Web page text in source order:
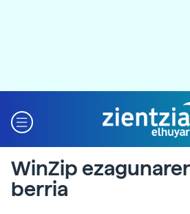
WinZip
berria